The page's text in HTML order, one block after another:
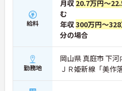
給料
月収 20.7万円～
む
年収300万円～
分の場合
勤務地
岡山県 真庭市 下
ＪＲ姫新線「美作